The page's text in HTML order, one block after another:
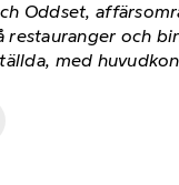
Oddset,
och
med